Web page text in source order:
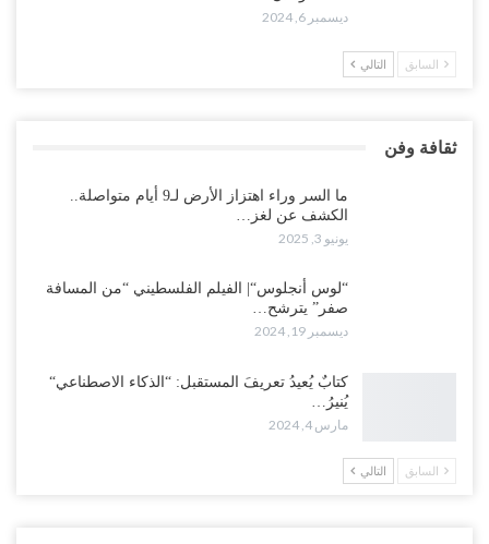
ديسمبر 6, 2024
السابق التالي
ثقافة وفن
ما السر وراء اهتزاز الأرض لـ9 أيام متواصلة..
الكشف عن لغز…
يونيو 3, 2025
“لوس أنجلوس“| الفيلم الفلسطيني “من المسافة
صفر” يترشح…
ديسمبر 19, 2024
كتابٌ يُعيدُ تعريفَ المستقبل: “الذكاء الاصطناعي“
يُنيرُ…
مارس 4, 2024
السابق التالي